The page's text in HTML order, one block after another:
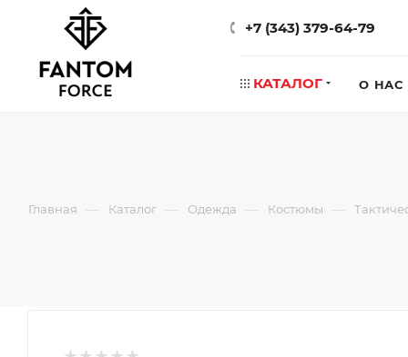
+7 (343) 379-64-79
КАТАЛОГ О НАС
Главная — Каталог — Одежда — Костюмы —